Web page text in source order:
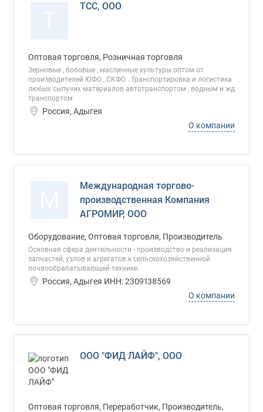
ТСС, ООО
Оптовая торговля, Розничная торговля
Зерновые , бобовые , масличные культуры оптом от
производителей ЮФО , СКФО . Транспортировка и логистика
любых сыпучих материалов автотранспортом , водным и жд
транспортом
Россия, Адыгея
О компании
Международная торгово-
производственная Компания
АГРОМИР, ООО
Оборудование, Оптовая торговля, Производитель
Основная сфера деятельности - производство и реализация
запчастей, узлов и агрегатов к сельскохозяйственной
почвообрабатывающей технике.
Россия, Адыгея ИНН: 2309138569
О компании
ООО "ФИД ЛАЙФ", ООО
Оптовая торговля, Переработчик, Производитель,